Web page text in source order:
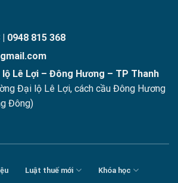
0948 815 368
lộ Lê Lợi – Đông Hương – TP Thanh
Đại lộ Lê Lợi, cách cầu Đông Hương
Đông)
Luật thuế mới Khóa học